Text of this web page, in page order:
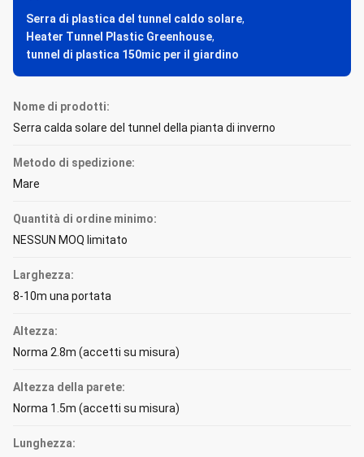
Serra di plastica del tunnel caldo solare,
Heater Tunnel Plastic Greenhouse,
tunnel di plastica 150mic per il giardino
Nome di prodotti:
Serra calda solare del tunnel della pianta di inverno
Metodo di spedizione:
Mare
Quantità di ordine minimo:
NESSUN MOQ limitato
Larghezza:
8-10m una portata
Altezza:
Norma 2.8m (accetti su misura)
Altezza della parete:
Norma 1.5m (accetti su misura)
Lunghezza: